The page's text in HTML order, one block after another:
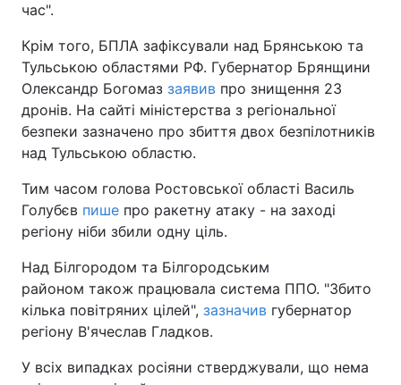
час".
Крім того, БПЛА зафіксували над Брянською та
Тульською областями РФ. Губернатор Брянщини
Олександр Богомаз заявив про знищення 23
дронів. На сайті міністерства з регіональної
безпеки зазначено про збиття двох безпілотників
над Тульською областю.
Тим часом голова Ростовської області Василь
Голубєв пише про ракетну атаку - на заході
регіону ніби збили одну ціль.
Над Білгородом та Білгородським
районом також працювала система ППО. "Збито
кілька повітряних цілей", зазначив губернатор
регіону В'ячеслав Гладков.
У всіх випадках росіяни стверджували, що нема